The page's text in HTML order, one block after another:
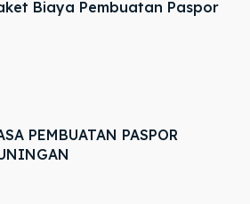
Biaya Pembuatan Paspor
PEMBUATAN PASPOR